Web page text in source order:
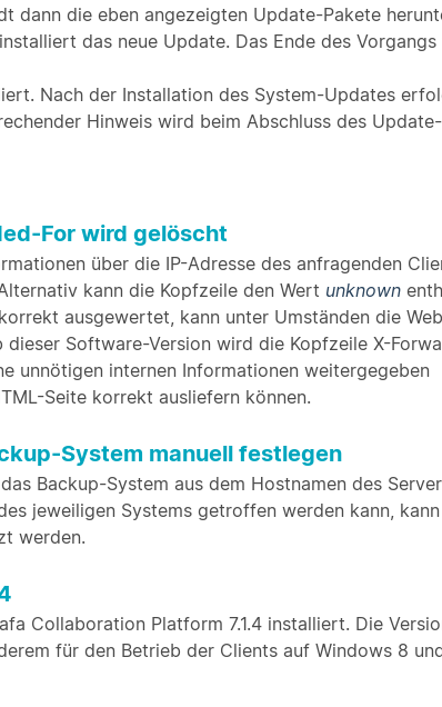
dann die eben angezeigten Update-Pakete
das neue Update. Das Ende des
Nach der Installation des System-Updates
Hinweis wird beim Abschluss des Update-
For wird gelöscht
über die IP-Adresse des anfragenden
kann die Kopfzeile den Wert unknown
ausgewertet, kann unter Umständen die
Software-Version wird die Kopfzeile X-
unnötigen internen Informationen weitergegeben
Seite korrekt ausliefern können.
System manuell festlegen
Backup-System aus dem Hostnamen des Server
jeweiligen Systems getroffen werden kann,
werden.
Collaboration Platform 7.1.4 installiert. Die
für den Betrieb der Clients auf Windows 8